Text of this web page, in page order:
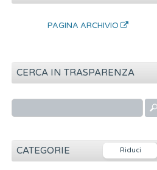
PAGINA ARCHIVIO
CERCA IN TRASPARENZA
r
CATEGORIE